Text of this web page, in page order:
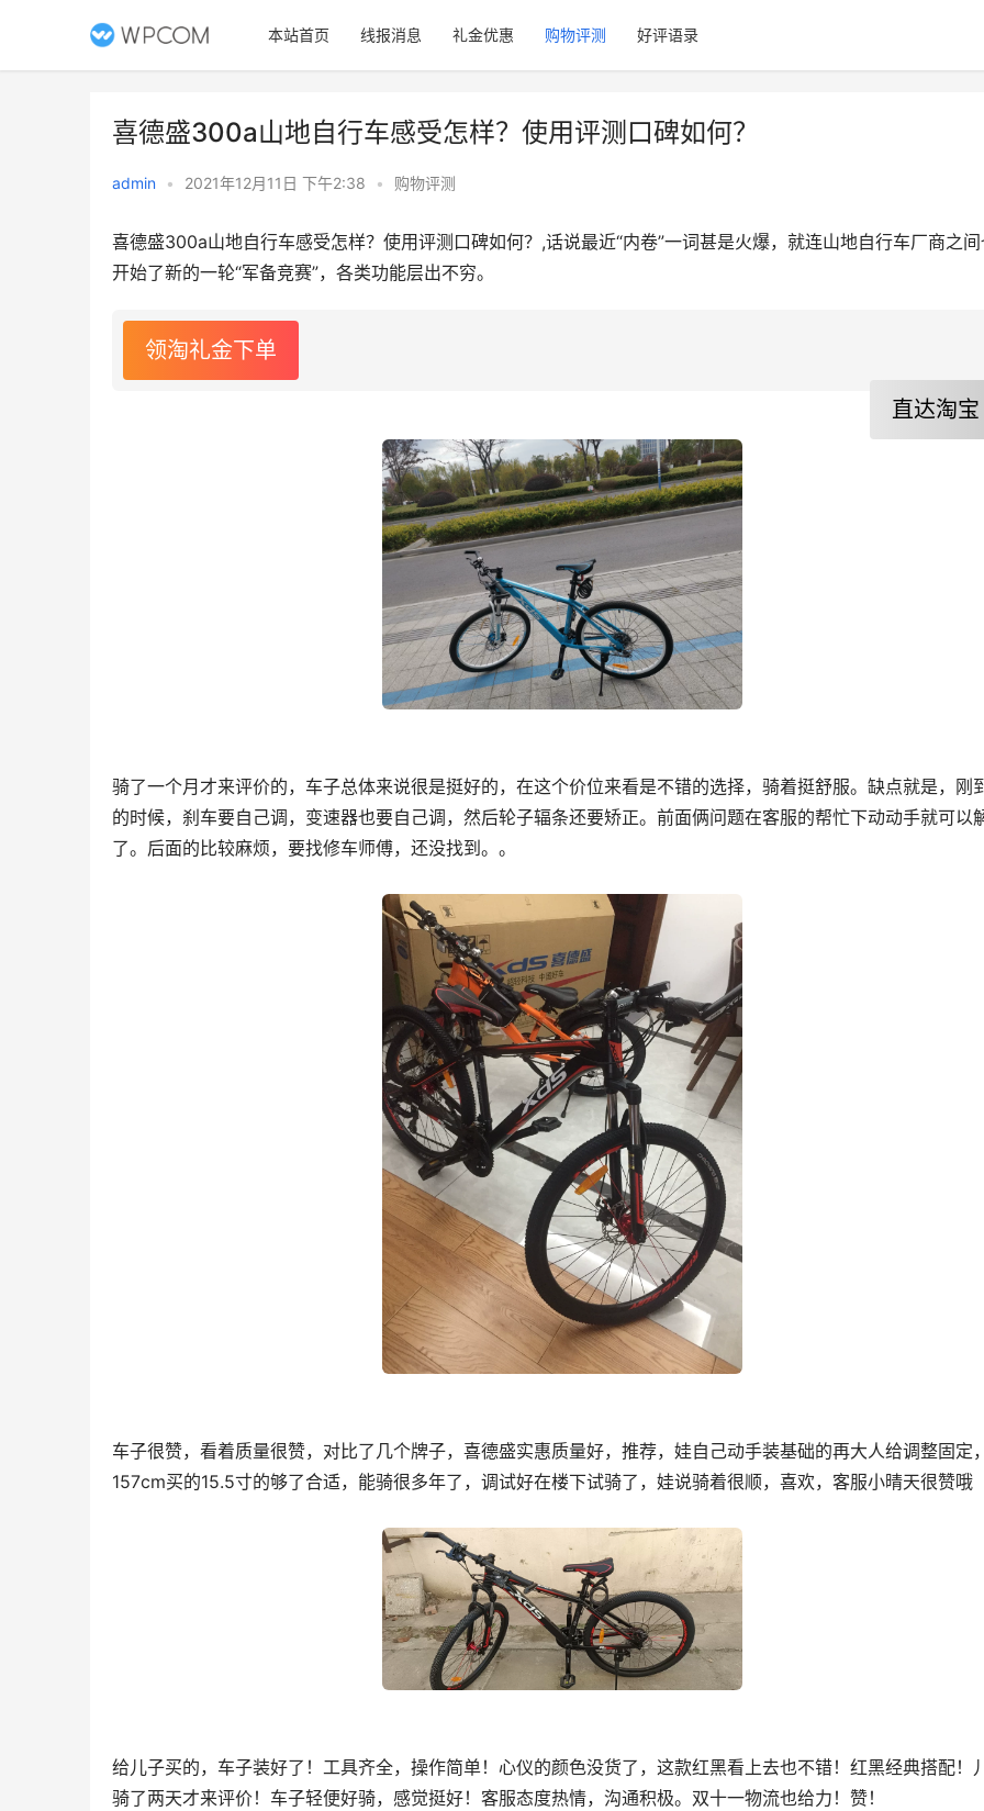
本站首页 线报消息 礼金优惠 购物评测 好评语录
喜德盛300a山地自行车感受怎样？使用评测口碑如何？
admin • 2021年12月11日 下午2:38 • 购物评测
喜德盛300a山地自行车感受怎样？使用评测口碑如何？,话说最近“内卷”一词甚是火爆，就连山地自行车厂商之
开始了新的一轮“军备竞赛”，各类功能层出不穷。
领淘礼金下单
直达淘宝
骑了一个月才来评价的，车子总体来说很是挺好的，在这个价位来看是不错的选择，骑着挺舒服。缺点就是，刚
的时候，刹车要自己调，变速器也要自己调，然后轮子辐条还要矫正。前面俩问题在客服的帮忙下动动手就可以
了。后面的比较麻烦，要找修车师傅，还没找到。。
车子很赞，看着质量很赞，对比了几个牌子，喜德盛实惠质量好，推荐，娃自己动手装基础的再大人给调整固定
157cm买的15.5寸的够了合适，能骑很多年了，调试好在楼下试骑了，娃说骑着很顺，喜欢，客服小晴天很赞哦
给儿子买的，车子装好了！工具齐全，操作简单！心仪的颜色没货了，这款红黑看上去也不错！红黑经典搭配！
骑了两天才来评价！车子轻便好骑，感觉挺好！客服态度热情，沟通积极。双十一物流也给力！赞！